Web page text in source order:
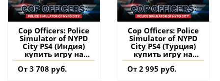
Cop Officers: Police
Simulator of NYPD
City PS4 (Индия)
купить игру на
аккаунт
От 3 708 руб.
Cop Officers: Police
Simulator of NYPD
City PS4 (Турция)
купить игру на
аккаунт
От 2 995 руб.